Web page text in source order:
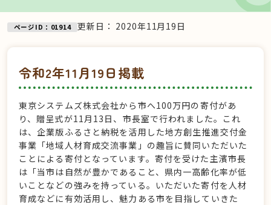
ページID：01914 更新日： 2020年11月19日
令和2年11月19日掲載
東京システムズ株式会社から市へ100万円の寄付があ
り、贈呈式が11月13日、市長室で行われました。これ
は、企業版ふるさと納税を活用した地方創生推進交付金
事業「地域人材育成交流事業」の趣旨に賛同いただいた
ことによる寄付となっています。寄付を受けた主濱市長
は「当市は自然が豊かであること、県内一高齢化率が低
いことなどの強みを持っている。いただいた寄付を人材
育成などに有効活用し、魅力ある市を目指していきた